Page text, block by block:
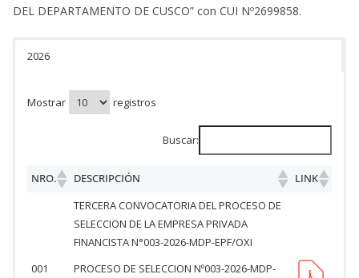
DEL DEPARTAMENTO DE CUSCO” con CUI Nº2699858.
2026
Mostrar registros
Buscar:
NRO. DESCRIPCIÓN
LINK
TERCERA CONVOCATORIA DEL PROCESO DE
SELECCION DE LA EMPRESA PRIVADA
FINANCISTA N°003-2026-MDP-EPF/OXI
001
PROCESO DE SELECCION Nº003-2026-MDP-